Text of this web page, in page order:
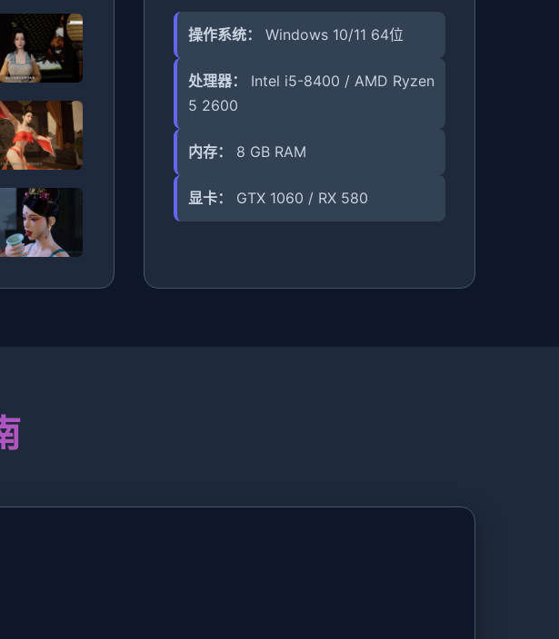
操作系统： Windows 10/11 64位
处理器：
Intel i5-8400 / AMD Ryzen
5 2600
内存： 8 GB RAM
显卡： GTX 1060 / RX 580